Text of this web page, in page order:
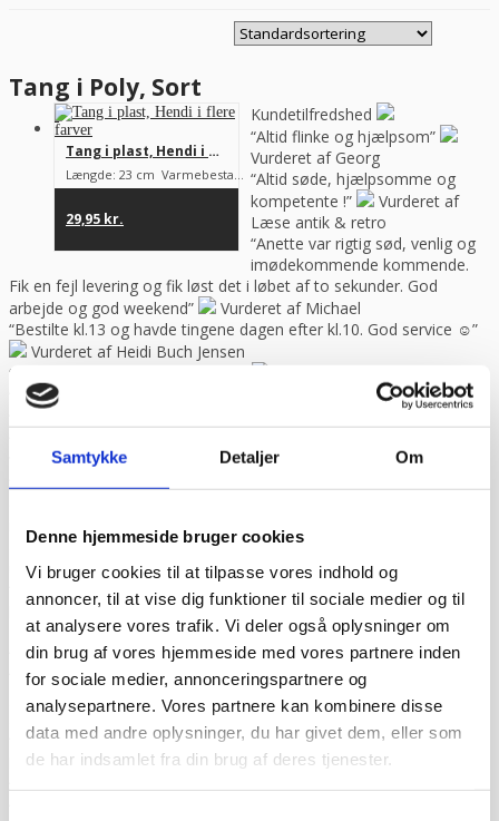
Samtykke Detaljer Om
Denne hjemmeside bruger cookies
Vi bruger cookies til at tilpasse vores indhold og
annoncer, til at vise dig funktioner til sociale medier og til
at analysere vores trafik. Vi deler også oplysninger om
din brug af vores hjemmeside med vores partnere inden
for sociale medier, annonceringspartnere og
analysepartnere. Vores partnere kan kombinere disse
data med andre oplysninger, du har givet dem, eller som
de har indsamlet fra din brug af deres tjenester.
Tang i Poly, Sort
Tang i plast, Hendi i flere farver
Længde: 23 cm Varmebestandighed op til 100°C
29,95 kr.
Kundetilfredshed
“Altid flinke og hjælpsom”
Vurderet af Georg
“Altid søde, hjælpsomme og
kompetente !”
Vurderet af
Læse antik & retro
“Anette var rigtig sød, venlig og
imødekommende kommende.
Fik en fejl levering og fik løst det i løbet af to sekunder. God
arbejde og god weekend”
Vurderet af Michael
“Bestilte kl.13 og havde tingene dagen efter kl.10. God service ☺”
Vurderet af Heidi Buch Jensen
“De ved rigtig meget om møbler”
“Det var en meget behagelig samtale.”
Vurderet af Käthe
Vurderet af Tina
“Fantastisk service. De ligger sig virkelig i selen for at give en god
ikke har levering direkte, uden problemer. Jeg kan i høj grad
anbefale Gastrobutikken – som både på priser og service er noget
ud over det sædvanlige.”
Vurderet af Peter Holm
“Fedt sted for den lille mand der gerne vil købe lidt af det de proff
bruger søde og hjælpsomme ansatte”
Vurderet af Henrik
Hauge
“Fin fyr, der løste opgaven”
Vurderet af Marlu
“Første gang jeg har handlet her,men helt sikkert ikke sidste
gang,Go service og en super flink sælger i røret Kan klart anbefale
at handle her”
Vurderet af Ole
“Glade gutter svarer meget klart og for gjort det arb, de lover med
bravør”
Vurderet af Isken
“God faglig og personlig betjening.”
Vurderet af Kenneth Lynge